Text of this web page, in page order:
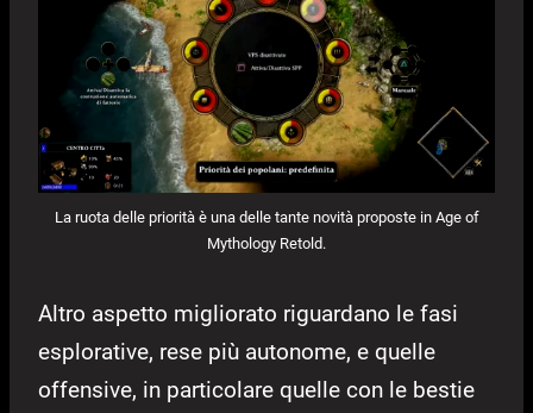
La ruota delle priorità è una delle tante novità proposte in Age of
Mythology Retold.
Altro aspetto migliorato riguardano le fasi
esplorative, rese più autonome, e quelle
offensive, in particolare quelle con le bestie